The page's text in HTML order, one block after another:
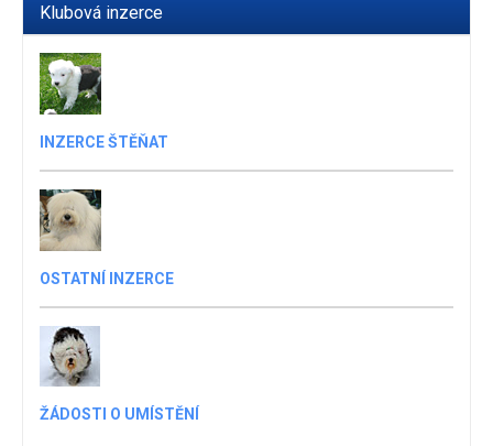
Klubová inzerce
INZERCE ŠTĚŇAT
OSTATNÍ INZERCE
ŽÁDOSTI O UMÍSTĚNÍ